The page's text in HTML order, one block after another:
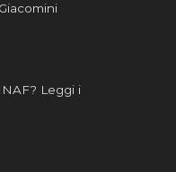
Leggi i